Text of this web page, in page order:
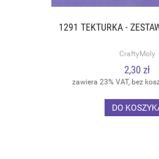
1291 TEKTURKA -
CraftyMoly
2,30 zł
zawiera 23% VAT, bez
DO